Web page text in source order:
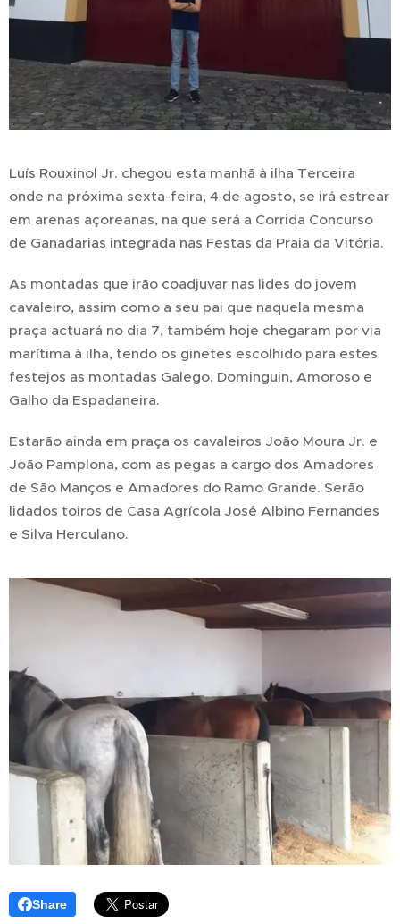
Luís Rouxinol Jr. chegou esta manhã à ilha Terceira
onde na próxima sexta-feira, 4 de agosto, se irá estrear
em arenas açoreanas, na que será a Corrida Concurso
de Ganadarias integrada nas Festas da Praia da Vitória.
As montadas que irão coadjuvar nas lides do jovem
cavaleiro, assim como a seu pai que naquela mesma
praça actuará no dia 7, também hoje chegaram por via
marítima à ilha, tendo os ginetes escolhido para estes
festejos as montadas Galego, Dominguin, Amoroso e
Galho da Espadaneira.
Estarão ainda em praça os cavaleiros João Moura Jr. e
João Pamplona, com as pegas a cargo dos Amadores
de São Manços e Amadores do Ramo Grande. Serão
lidados toiros de Casa Agrícola José Albino Fernandes
e Silva Herculano.
Share